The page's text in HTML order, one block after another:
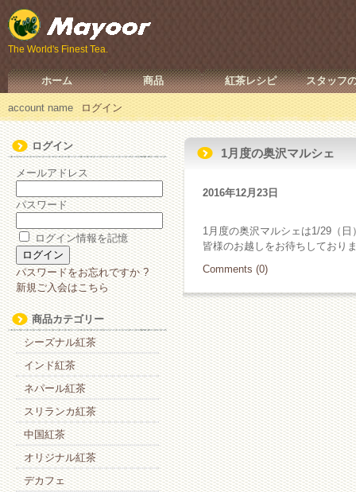
The World's Finest Tea.
ホーム 商品 紅茶レシピ スタッフ
account name ログイン
ログイン
メールアドレス
パスワード
ログイン情報を記憶
パスワードをお忘れですか ?
新規ご入会はこちら
商品カテゴリー
シーズナル紅茶
インド紅茶
ネパール紅茶
スリランカ紅茶
中国紅茶
オリジナル紅茶
デカフェ
1月度の奥沢マルシェ
2016年12月23日
1月度の奥沢マルシェは1/29（日
皆様のお越しをお待ちしており
Comments (0)